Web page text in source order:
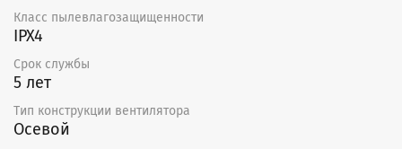
EAF-100T 150x150
Для управления вытяжным вентилятором со
Класс пылевлагозащищенности
IPX4
Срок службы
5 лет
Тип конструкции вентилятора
Осевой